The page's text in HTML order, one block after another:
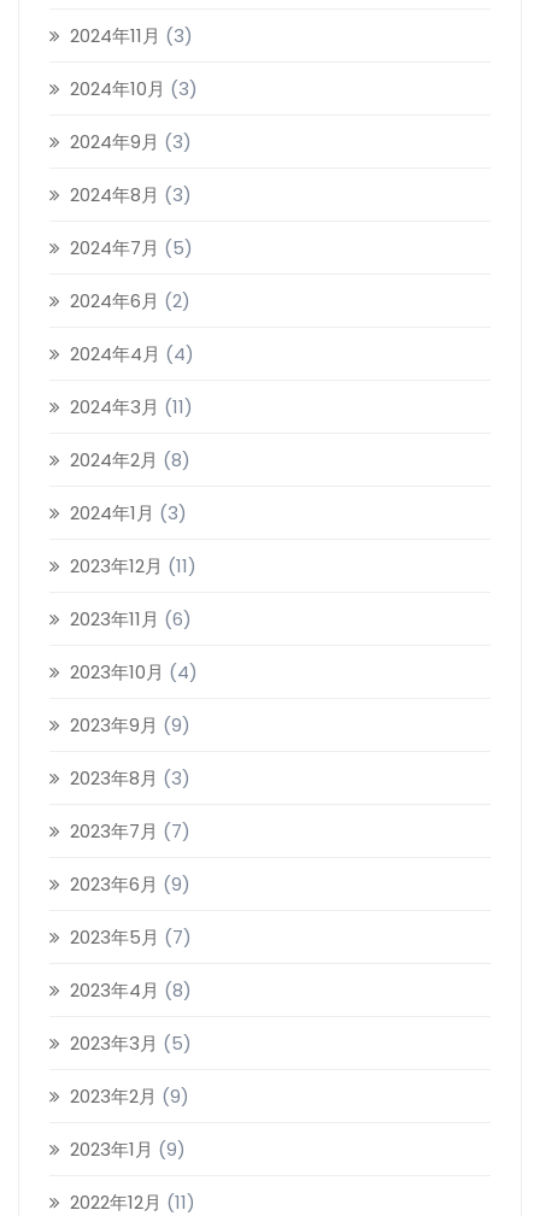
2024年11月 (3)
2024年10月 (3)
2024年9月 (3)
2024年8月 (3)
2024年7月 (5)
2024年6月 (2)
2024年4月 (4)
2024年3月 (11)
2024年2月 (8)
2024年1月 (3)
2023年12月 (11)
2023年11月 (6)
2023年10月 (4)
2023年9月 (9)
2023年8月 (3)
2023年7月 (7)
2023年6月 (9)
2023年5月 (7)
2023年4月 (8)
2023年3月 (5)
2023年2月 (9)
2023年1月 (9)
2022年12月 (11)